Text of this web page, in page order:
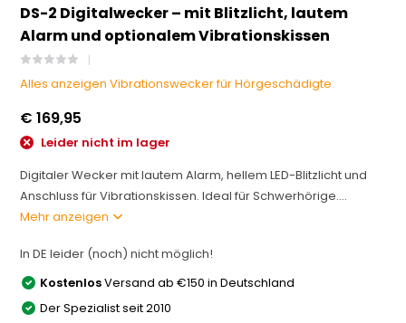
DS-2 Digitalwecker – mit Blitzlicht, lautem
Alarm und optionalem Vibrationskissen
Alles anzeigen Vibrationswecker für Hörgeschädigte
€ 169,95
Leider nicht im lager
Digitaler Wecker mit lautem Alarm, hellem LED-Blitzlicht und
Anschluss für Vibrationskissen. Ideal für Schwerhörige....
Mehr anzeigen
In DE leider (noch) nicht möglich!
KostenlosVersand ab €150 in Deutschland
Der Spezialist seit 2010